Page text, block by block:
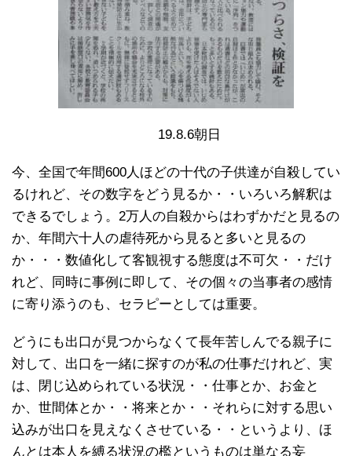
19.8.6朝日
今、全国で年間600人ほどの十代の子供達が自殺してい
るけれど、その数字をどう見るか・・いろいろ解釈は
できるでしょう。2万人の自殺からはわずかだと見るの
か、年間六十人の虐待死から見ると多いと見るの
か・・・数値化して客観視する態度は不可欠・・だけ
れど、同時に事例に即して、その個々の当事者の感情
に寄り添うのも、セラピーとしては重要。
どうにも出口が見つからなくて長年苦しんでる親子に
対して、出口を一緒に探すのが私の仕事だけれど、実
は、閉じ込められている状況・・仕事とか、お金と
か、世間体とか・・将来とか・・それらに対する思い
込みが出口を見えなくさせている・・というより、ほ
んとは本人を縛る状況の檻というものは単なる妄